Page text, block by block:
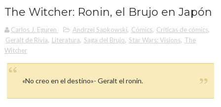
The Witcher: Ronin, el Brujo en Japón
Carlos J. Eguren Andrzej Sapkowski, Cómics, Críticas de cómics,
Geralt de Rivia, Literatura, Saga del Brujo, Star Wars: Visions, The
Witcher
«No creo en el destino»- Geralt el ronin.